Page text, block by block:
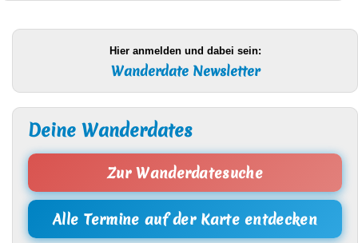
Hier anmelden und dabei sein:
Wanderdate Newsletter
Deine Wanderdates
Zur Wanderdatesuche
Alle Termine auf der Karte entdecken